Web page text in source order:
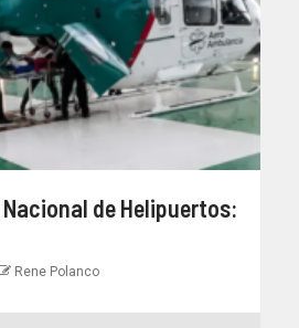
de Helipuertos:
Rene Polanco